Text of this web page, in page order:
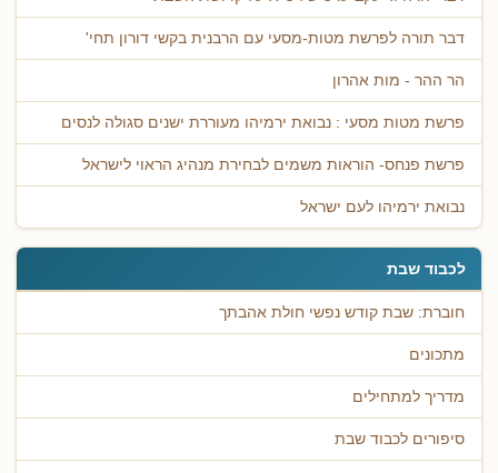
דבר תורה לפרשת מטות-מסעי עם הרבנית בקשי דורון תחי'
הר ההר - מות אהרון
פרשת מטות מסעי : נבואת ירמיהו מעוררת ישנים סגולה לנסים
פרשת פנחס- הוראות משמים לבחירת מנהיג הראוי לישראל
נבואת ירמיהו לעם ישראל
לכבוד שבת
חוברת: שבת קודש נפשי חולת אהבתך
מתכונים
מדריך למתחילים
סיפורים לכבוד שבת